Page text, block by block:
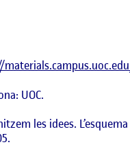
UOC.
les idees.